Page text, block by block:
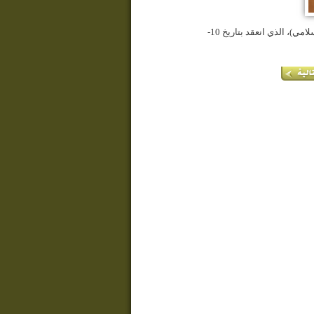
الملتقى الدولي الثاني بدمشق، تحت عنوان (الرسول الأعظم (ص) رمز التضامن الإسلامي)، الذي انعقد بتاريخ 10-